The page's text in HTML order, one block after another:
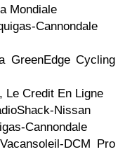
Mondiale
Cannondale
Cycling
Credit En Ligne
Nissan
Cannondale
DCM Pro